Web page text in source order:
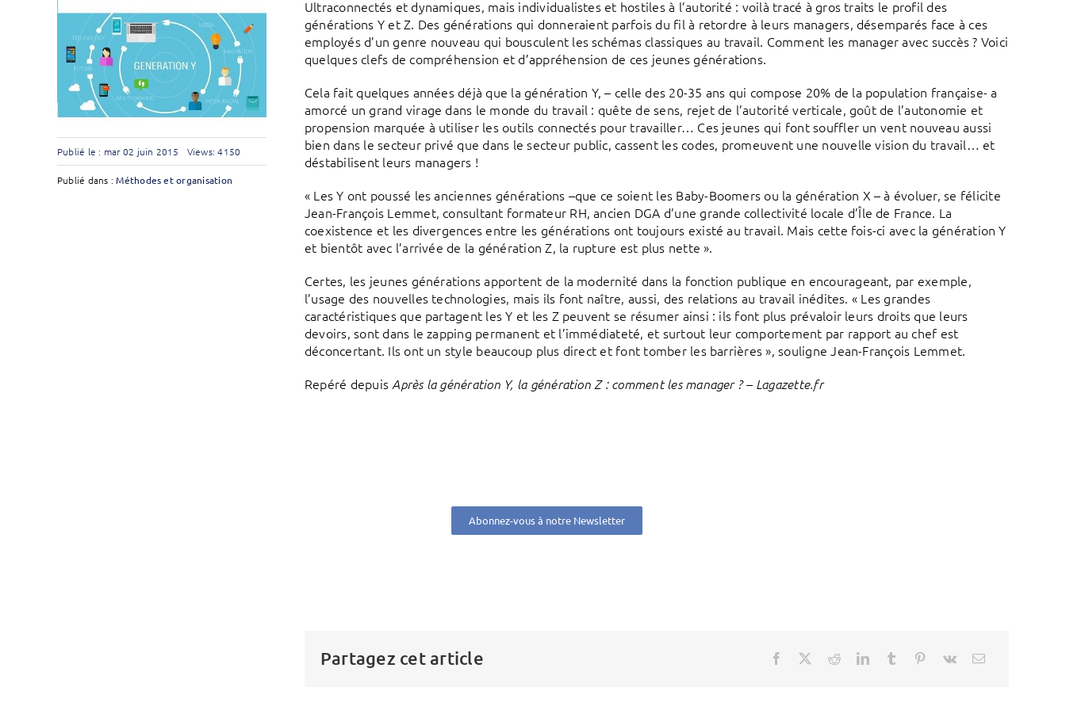
Publié le : mar 02 juin 2015 Views: 4150
Publié dans :Méthodes et organisation
Ultraconnectés et dynamiques, mais individualistes et hostiles à l’autorité : voilà tracé à gros traits le profil des
générations Y et Z. Des générations qui donneraient parfois du fil à retordre à leurs managers, désemparés face à ces
employés d’un genre nouveau qui bousculent les schémas classiques au travail. Comment les manager avec succès ? Voici
quelques clefs de compréhension et d’appréhension de ces jeunes générations.
Cela fait quelques années déjà que la génération Y, – celle des 20-35 ans qui compose 20% de la population française- a
amorcé un grand virage dans le monde du travail : quête de sens, rejet de l’autorité verticale, goût de l’autonomie et
propension marquée à utiliser les outils connectés pour travailler… Ces jeunes qui font souffler un vent nouveau aussi
bien dans le secteur privé que dans le secteur public, cassent les codes, promeuvent une nouvelle vision du travail… et
déstabilisent leurs managers !
« Les Y ont poussé les anciennes générations –que ce soient les Baby-Boomers ou la génération X – à évoluer, se félicite
Jean-François Lemmet, consultant formateur RH, ancien DGA d’une grande collectivité locale d’Île de France. La
coexistence et les divergences entre les générations ont toujours existé au travail. Mais cette fois-ci avec la génération Y
et bientôt avec l’arrivée de la génération Z, la rupture est plus nette ».
Certes, les jeunes générations apportent de la modernité dans la fonction publique en encourageant, par exemple,
l’usage des nouvelles technologies, mais ils font naître, aussi, des relations au travail inédites. « Les grandes
caractéristiques que partagent les Y et les Z peuvent se résumer ainsi : ils font plus prévaloir leurs droits que leurs
devoirs, sont dans le zapping permanent et l’immédiateté, et surtout leur comportement par rapport au chef est
déconcertant. Ils ont un style beaucoup plus direct et font tomber les barrières », souligne Jean-François Lemmet.
Repéré depuis Après la génération Y, la génération Z : comment les manager ? – Lagazette.fr
Abonnez-vous à notre Newsletter
Partagez cet article